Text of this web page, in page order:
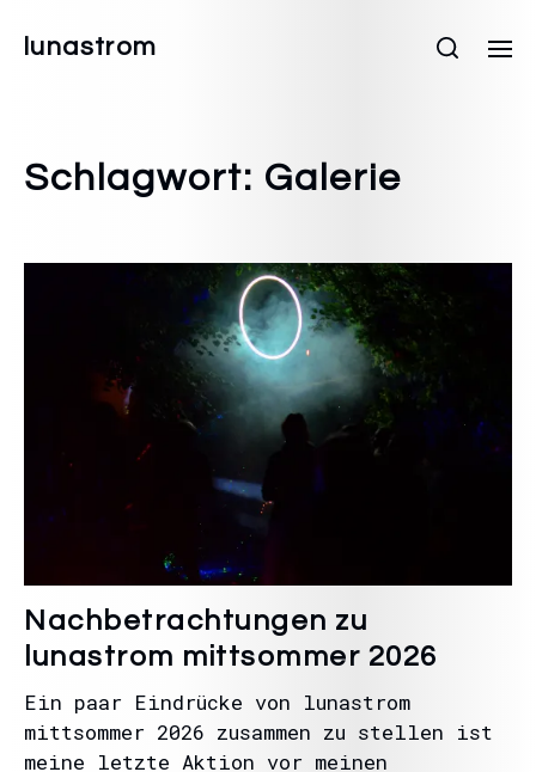
lunastrom
Schlagwort: Galerie
Nachbetrachtungen zu
lunastrom mittsommer 2026
Ein paar Eindrücke von lunastrom
mittsommer 2026 zusammen zu stellen ist
meine letzte Aktion vor meinen